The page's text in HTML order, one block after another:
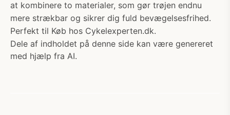
at kombinere to materialer, som gør trøjen endnu
mere strækbar og sikrer dig fuld bevægelsesfrihed.
Perfekt til Køb hos Cykelexperten.dk.
Dele af indholdet på denne side kan være genereret
med hjælp fra AI.